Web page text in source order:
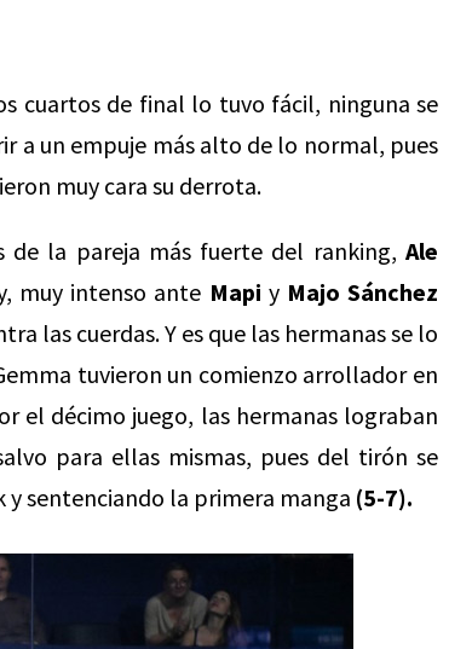
cuartos de final lo tuvo fácil, ninguna se
a un empuje más alto de lo normal, pues
muy cara su derrota.
de la pareja más fuerte del ranking, Ale
muy intenso ante Mapi y Majo Sánchez
las cuerdas. Y es que las hermanas se lo
tuvieron un comienzo arrollador en
el décimo juego, las hermanas lograban
para ellas mismas, pues del tirón se
sentenciando la primera manga (5-7).